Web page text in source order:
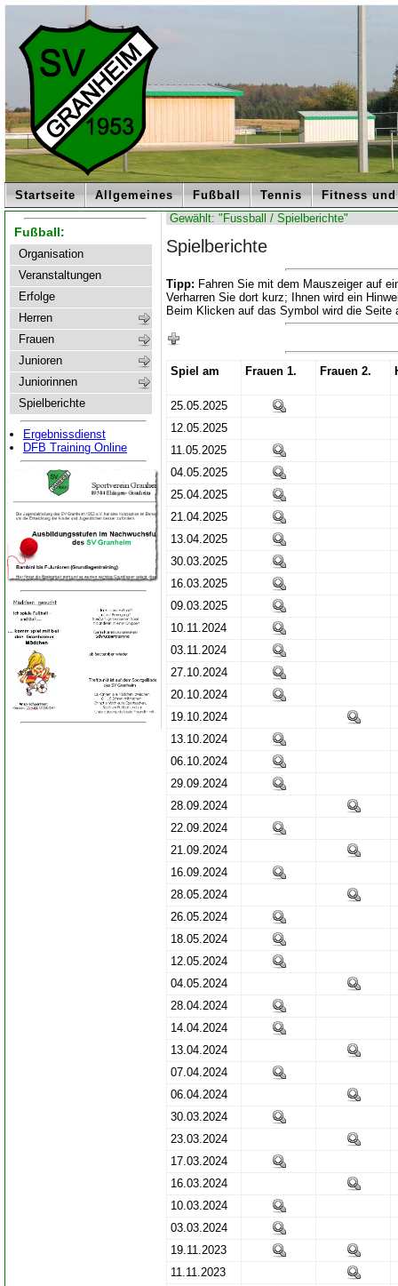
Startseite Allgemeines Fußball Tennis Fitness
Fußball:
Organisation
Veranstaltungen
Erfolge
Herren
Frauen
Junioren
Juniorinnen
Spielberichte
Ergebnissdienst
DFB Training Online
Gewählt: "Fussball / Spielberichte"
Spielberichte
Tipp: Fahren Sie mit dem Mauszeiger auf
Verharren Sie dort kurz; Ihnen wird ein
Beim Klicken auf das Symbol wird die Seite
Spiel am Frauen 1. Frauen 2.
25.05.2025
12.05.2025
11.05.2025
04.05.2025
25.04.2025
21.04.2025
13.04.2025
30.03.2025
16.03.2025
09.03.2025
10.11.2024
03.11.2024
27.10.2024
20.10.2024
19.10.2024
13.10.2024
06.10.2024
29.09.2024
28.09.2024
22.09.2024
21.09.2024
16.09.2024
28.05.2024
26.05.2024
18.05.2024
12.05.2024
04.05.2024
28.04.2024
14.04.2024
13.04.2024
07.04.2024
06.04.2024
30.03.2024
23.03.2024
17.03.2024
16.03.2024
10.03.2024
03.03.2024
19.11.2023
11.11.2023